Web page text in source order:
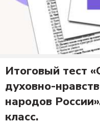
Итоговый тест
духовно-
народов
класс.